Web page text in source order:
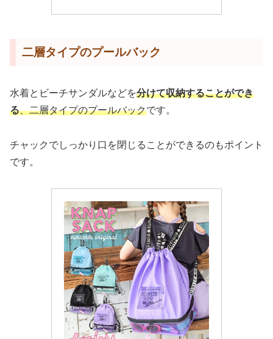
二層タイプのプールバック
水着とビーチサンダルなどを分けて収納することができ
る、二層タイプのプールバックです。
チャックでしっかり口を閉じることができるのもポイント
です。